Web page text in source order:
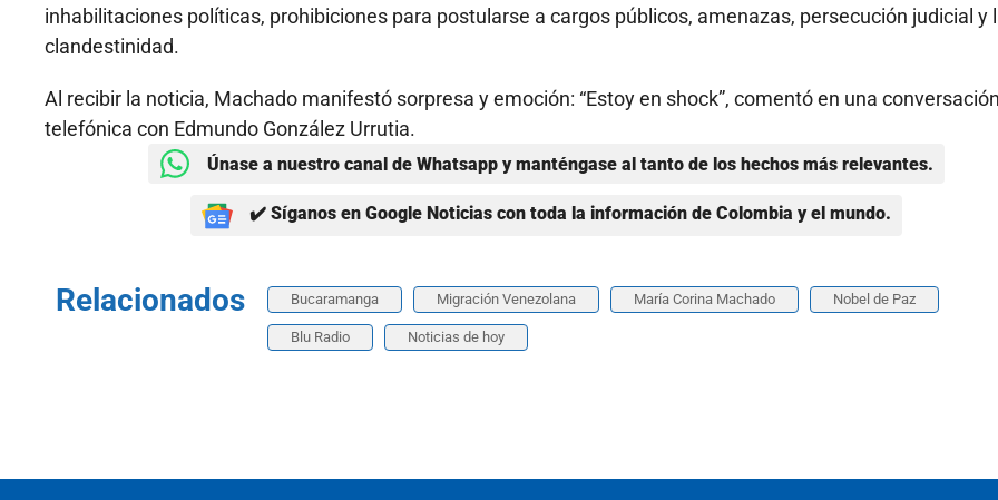
inhabilitaciones políticas, prohibiciones para postularse a cargos públicos, amenazas, persecución judicial y
clandestinidad.
Al recibir la noticia, Machado manifestó sorpresa y emoción: “Estoy en shock”, comentó en una conversación
telefónica con Edmundo González Urrutia.
Únase a nuestro canal de Whatsapp y manténgase al tanto de los hechos más relevantes.
✔️ Síganos en Google Noticias con toda la información de Colombia y el mundo.
Relacionados Bucaramanga Migración Venezolana María Corina Machado Nobel de Paz
Blu Radio Noticias de hoy